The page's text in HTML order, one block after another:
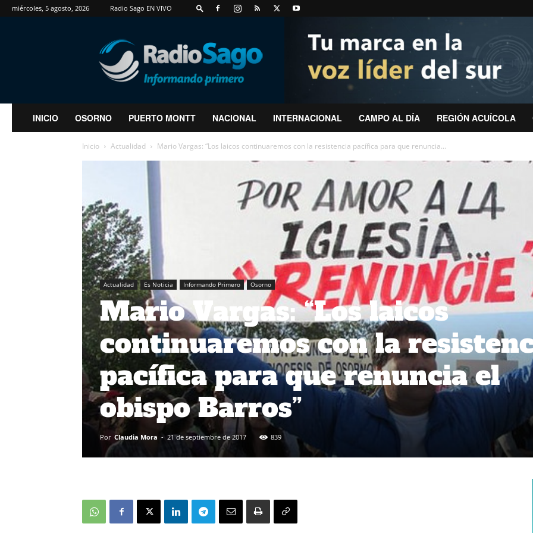
miércoles, 5 agosto, 2026 Radio Sago EN VIVO
RadioSago
INICIO OSORNO PUERTO MONTT NACIONAL INTERNACIONAL CAMPO AL DÍA REGIÓN ACUÍCOLA
Inicio Actualidad Mario Vargas: “Los laicos continuaremos con la resistencia pacífica para que renuncia...
Actualidad Es Noticia Informando Primero Osorno
Mario Vargas: “Los laicos
continuaremos con la
pacífica para que renuncia el
obispo Barros”
Por Claudia Mora - 21 de septiembre de 2017 839